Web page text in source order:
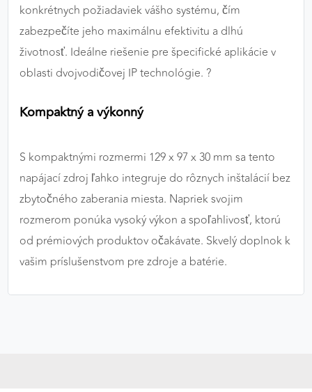
konkrétnych požiadaviek vášho systému, čím
zabezpečíte jeho maximálnu efektivitu a dlhú
životnosť. Ideálne riešenie pre špecifické aplikácie v
oblasti dvojvodičovej IP technológie. ?️
Kompaktný a výkonný
S kompaktnými rozmermi 129 x 97 x 30 mm sa tento
napájací zdroj ľahko integruje do rôznych inštalácií bez
zbytočného zaberania miesta. Napriek svojim
rozmerom ponúka vysoký výkon a spoľahlivosť, ktorú
od prémiových produktov očakávate. Skvelý doplnok k
vašim príslušenstvom pre zdroje a batérie.